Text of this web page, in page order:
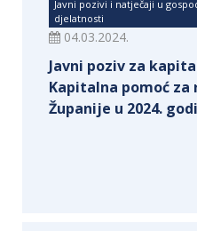
Javni pozivi i natječaji u
djelatnosti
04.03.2024.
Javni poziv za
Kapitalna pomoć
Županije u 2024.